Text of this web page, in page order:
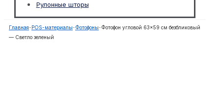
Рулонные шторы
Главная-POS-материалы-Фотофоны-Фотофон угловой 63×59 см безбликовый
— Светло зеленый